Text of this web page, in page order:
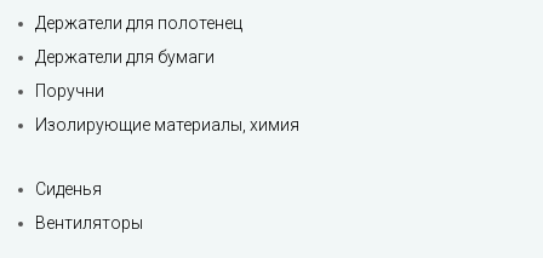
Держатели для полотенец
Держатели для бумаги
Поручни
Изолирующие материалы, химия
Сиденья
Вентиляторы